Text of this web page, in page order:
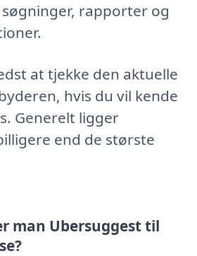
rapporter og
at tjekke den aktuelle
hvis du vil kende
Generelt ligger
end de største
man Ubersuggest til